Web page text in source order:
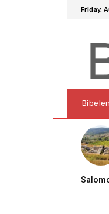
Friday,
Bibelen